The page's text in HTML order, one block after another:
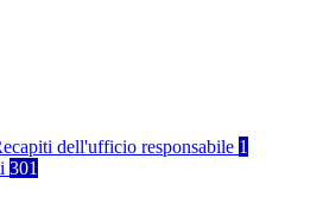
dell'ufficio responsabile 1
301